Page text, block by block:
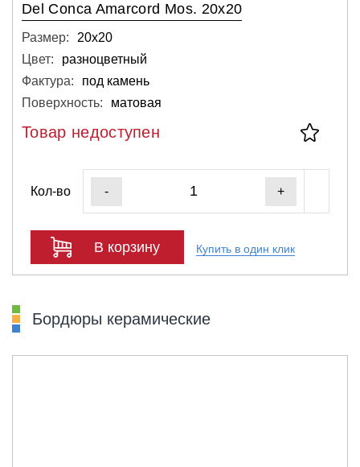
Del Conca Amarcord Mos. 20x20
Размер:
20х20
Цвет:
разноцветный
Фактура:
под камень
Поверхность:
матовая
Товар недоступен
Кол-во - +
В корзину Купить в один клик
Бордюры керамические